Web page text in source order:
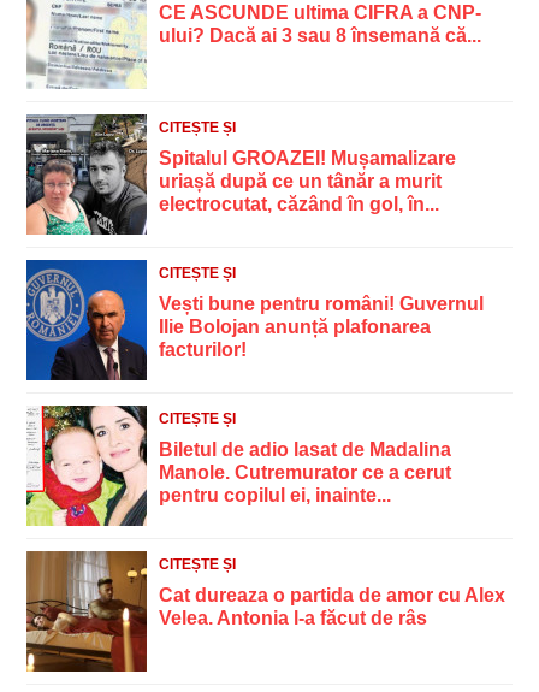
CE ASCUNDE ultima CIFRA a CNP-
ului? Dacă ai 3 sau 8 însemană că...
CITEȘTE ȘI
Spitalul GROAZEI! Mușamalizare
uriașă după ce un tânăr a murit
electrocutat, căzând în gol, în...
CITEȘTE ȘI
Vești bune pentru români! Guvernul
Ilie Bolojan anunță plafonarea
facturilor!
CITEȘTE ȘI
Biletul de adio lasat de Madalina
Manole. Cutremurator ce a cerut
pentru copilul ei, inainte...
CITEȘTE ȘI
Cat dureaza o partida de amor cu Alex
Velea. Antonia l-a făcut de râs